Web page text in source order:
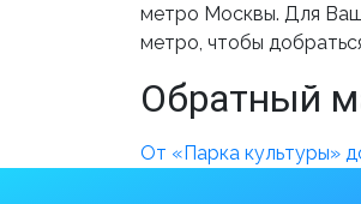
метро Москвы. Для
метро, чтобы
Обратный
От «Парка культуры»